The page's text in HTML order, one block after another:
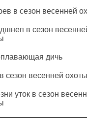
в сезон весенней
в сезон
дичь
сезон весенней охоты
уток в сезон